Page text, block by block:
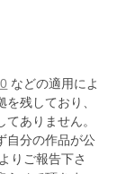
などの適用によ
残しており、
ありません。
自分の作品が公
よりご報告下さ